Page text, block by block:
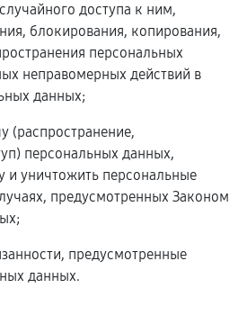
доступа к ним,
блокирования, копирования,
персональных
неправомерных действий в
данных;
(распространение,
персональных данных,
и уничтожить персональные
предусмотренных Законом
предусмотренные
данных.